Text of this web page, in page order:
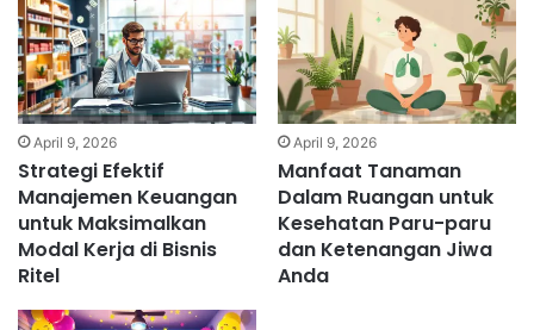
April 9, 2026
Strategi Efektif
Manajemen Keuangan
untuk Maksimalkan
Modal Kerja di Bisnis
Ritel
April 9, 2026
Manfaat Tanaman
Dalam Ruangan untuk
Kesehatan Paru-paru
dan Ketenangan Jiwa
Anda